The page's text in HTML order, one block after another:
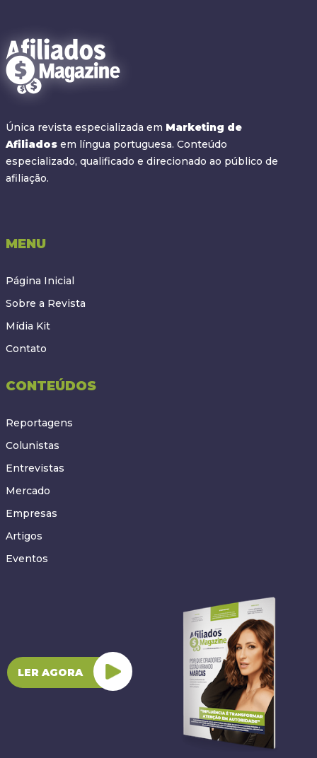
Única revista especializada em Marketing de
Afiliados em língua portuguesa. Conteúdo
especializado, qualificado e direcionado ao público de
afiliação.
MENU
Página Inicial
Sobre a Revista
Mídia Kit
Contato
CONTEÚDOS
Reportagens
Colunistas
Entrevistas
Mercado
Empresas
Artigos
Eventos
LER AGORA